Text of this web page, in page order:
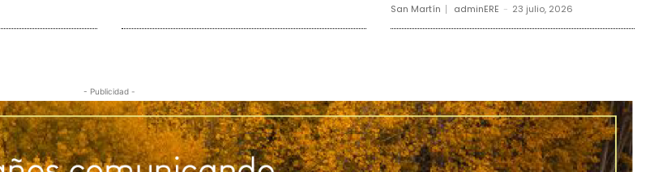
San Martín adminERE - 23 julio, 2026
- Publicidad -